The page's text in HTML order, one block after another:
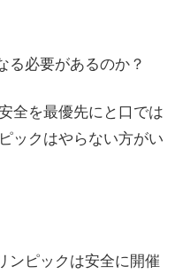
る必要があるのか？
全を最優先にと口では
ックはやらない方がい
ンピックは安全に開催